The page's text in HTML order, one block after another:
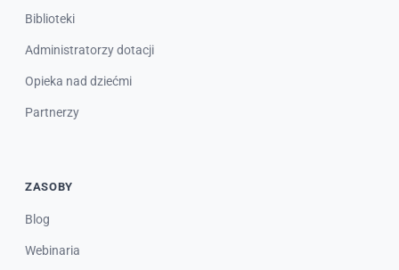
Biblioteki
Administratorzy dotacji
Opieka nad dziećmi
Partnerzy
ZASOBY
Blog
Webinaria